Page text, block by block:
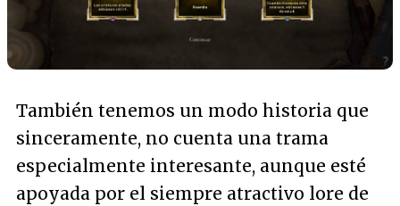
También tenemos un modo historia que
sinceramente, no cuenta una trama
especialmente interesante, aunque esté
apoyada por el siempre atractivo lore de